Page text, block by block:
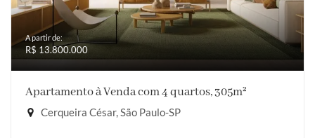
A partir de:
R$ 13.800.000
Apartamento à Venda com 4 quartos, 305m²
Cerqueira César, São Paulo-SP